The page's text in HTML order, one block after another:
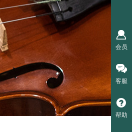
会员
客服
帮助